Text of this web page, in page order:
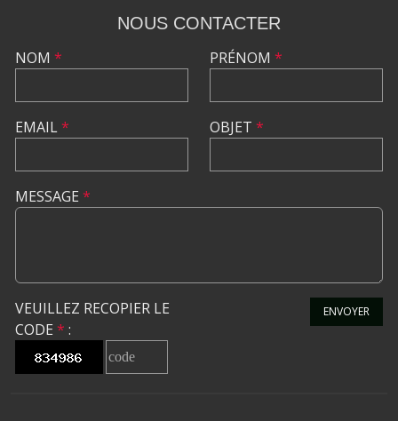
NOUS CONTACTER
NOM *
EMAIL*
PRÉNOM *
OBJET *
MESSAGE *
VEUILLEZ RECOPIER LE
CODE * :
ENVOYER